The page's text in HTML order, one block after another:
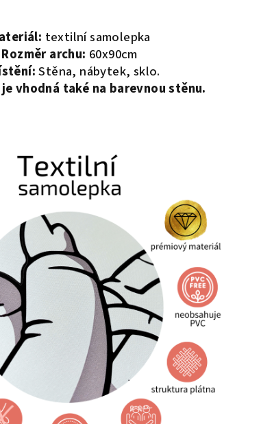
textilní samolepka
Rozměr archu: 60x90cm
Stěna, nábytek, sklo.
vhodná také na barevnou stěnu.